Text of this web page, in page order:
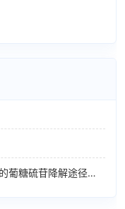
乳酸乳球菌ZUST49中黑芥子酶介导的葡糖硫苷降解途径的表征